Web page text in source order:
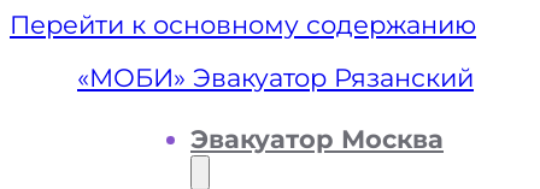
Перейти к основному содержанию
«МОБИ» Эвакуатор Рязанский
Эвакуатор Москва